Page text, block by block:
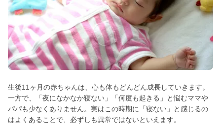
生後11ヶ月の赤ちゃんは、心も体もどんどん成長していきます。
一方で、「夜になかなか寝ない」「何度も起きる」と悩むママや
パパも少なくありません。実はこの時期に「寝ない」と感じるの
はよくあることで、必ずしも異常ではないといえます。